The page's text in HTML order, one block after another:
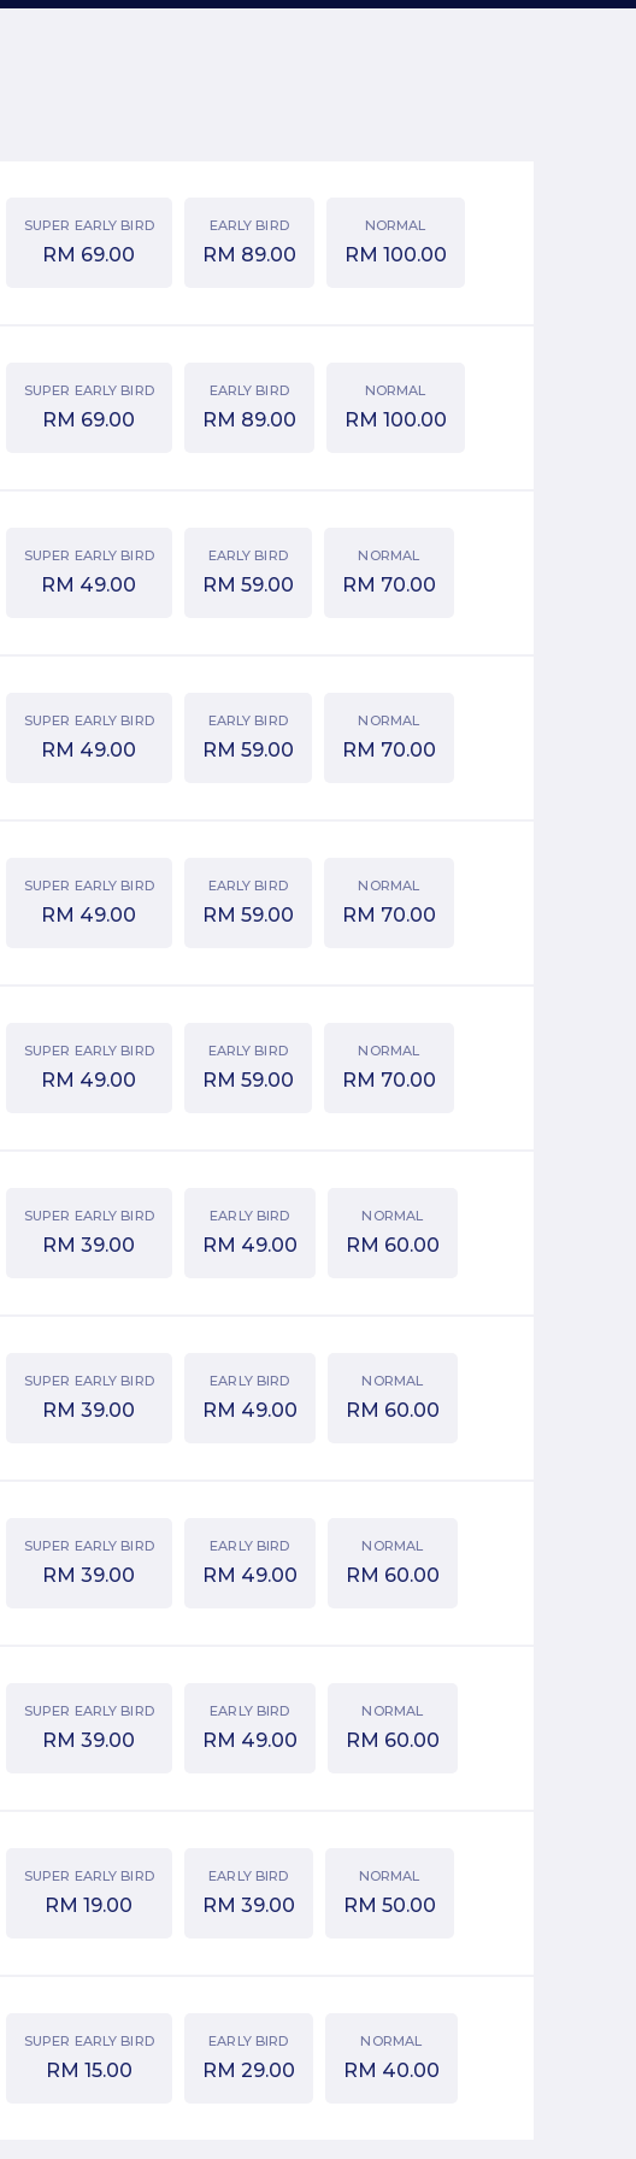
SUPER EARLY BIRD
RM 69.00
EARLY BIRD
RM 89.00
NORMAL
RM 100.00
SUPER EARLY BIRD
RM 69.00
EARLY BIRD
RM 89.00
NORMAL
RM 100.00
SUPER EARLY BIRD
RM 49.00
EARLY BIRD
RM 59.00
NORMAL
RM 70.00
SUPER EARLY BIRD
RM 49.00
EARLY BIRD
RM 59.00
NORMAL
RM 70.00
SUPER EARLY BIRD
RM 49.00
EARLY BIRD
RM 59.00
NORMAL
RM 70.00
SUPER EARLY BIRD
RM 49.00
EARLY BIRD
RM 59.00
NORMAL
RM 70.00
SUPER EARLY BIRD
RM 39.00
EARLY BIRD
RM 49.00
NORMAL
RM 60.00
SUPER EARLY BIRD
RM 39.00
EARLY BIRD
RM 49.00
NORMAL
RM 60.00
SUPER EARLY BIRD
RM 39.00
EARLY BIRD
RM 49.00
NORMAL
RM 60.00
SUPER EARLY BIRD
RM 39.00
EARLY BIRD
RM 49.00
NORMAL
RM 60.00
SUPER EARLY BIRD
RM 19.00
EARLY BIRD
RM 39.00
NORMAL
RM 50.00
SUPER EARLY BIRD
RM 15.00
EARLY BIRD
RM 29.00
NORMAL
RM 40.00